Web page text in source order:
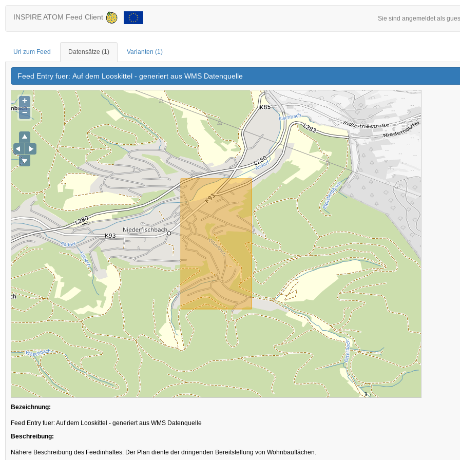
INSPIRE ATOM Feed Client Sie sind angemeldet als
Url zum Feed Datensätze (1) Varianten (1)
Feed Entry fuer: Auf dem Looskittel - generiert aus WMS Datenquelle
+
−
Bezeichnung:
Feed Entry fuer: Auf dem Looskittel - generiert aus WMS Datenquelle
Beschreibung:
Nähere Beschreibung des Feedinhaltes: Der Plan diente der dringenden Bereitstellung von Wohnbauflächen.